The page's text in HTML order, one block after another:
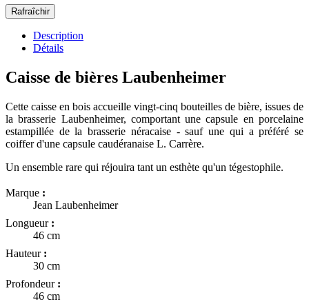
Description
Détails
Caisse de bières Laubenheimer
Cette caisse en bois accueille vingt-cinq bouteilles de bière, issues de
la brasserie Laubenheimer, comportant une capsule en porcelaine
estampillée de la brasserie néracaise - sauf une qui a préféré se
coiffer d'une capsule caudéranaise L. Carrère.
Un ensemble rare qui réjouira tant un esthète qu'un tégestophile.
Marque :
Jean Laubenheimer
Longueur :
46 cm
Hauteur :
30 cm
Profondeur :
46 cm